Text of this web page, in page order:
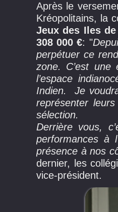
Après le
Kréopolitains, la
Jeux des Iles de
308 000 €: "
perpétuer ce
zone. C’est
l’espace
Indien. Je
représenter
sélection.
Derrière vous,
performances à
présence à nos
dernier, les
vice-président.